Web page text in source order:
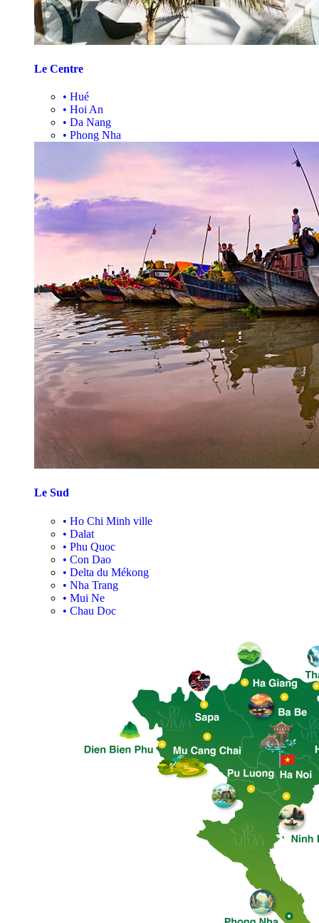
Le Centre
• Hué
• Hoi An
• Da Nang
• Phong Nha
Le Sud
• Ho Chi Minh ville
• Dalat
• Phu Quoc
• Con Dao
• Delta du Mékong
• Nha Trang
• Mui Ne
• Chau Doc